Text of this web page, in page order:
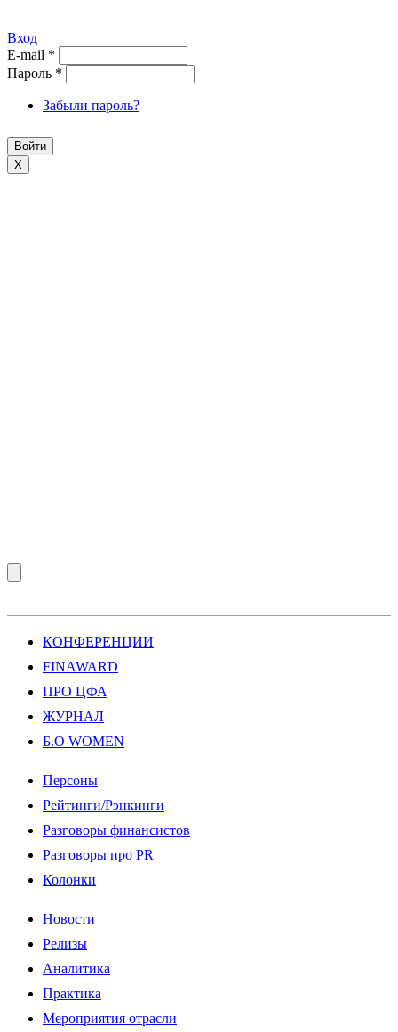
Вход
E-mail *
Пароль *
Забыли пароль?
X
КОНФЕРЕНЦИИ
FINAWARD
ПРО ЦФА
ЖУРНАЛ
Б.О WOMEN
Персоны
Рейтинги/Рэнкинги
Разговоры финансистов
Разговоры про PR
Колонки
Новости
Релизы
Аналитика
Практика
Мероприятия отрасли